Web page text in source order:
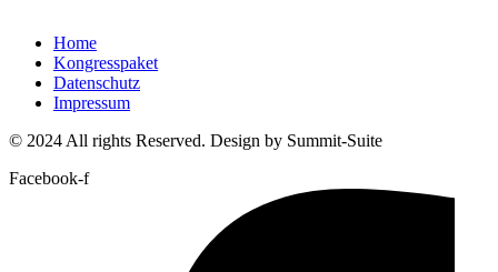
Home
Kongresspaket
Datenschutz
Impressum
© 2024 All rights Reserved. Design by Summit-Suite
Facebook-f